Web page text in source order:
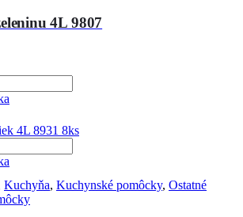
4L 9807
Kuchyňa, Kuchynské pomôcky, Ostatné